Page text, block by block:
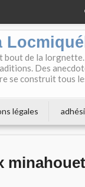
de la
Des
se construit tous
légales